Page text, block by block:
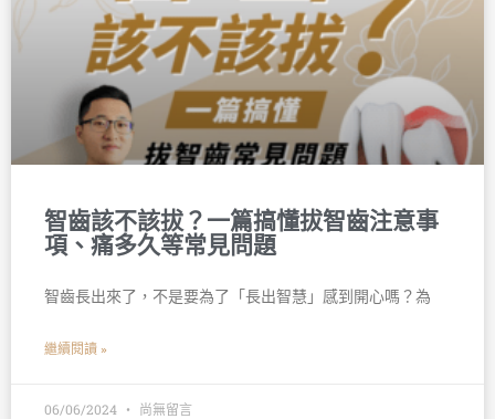
智齒該不該拔？一篇搞懂拔智齒注意事
項、痛多久等常見問題
智齒長出來了，不是要為了「長出智慧」感到開心嗎？為
繼續閱讀 »
06/06/2024 尚無留言